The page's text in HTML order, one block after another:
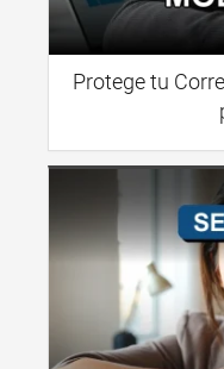
Protege tu